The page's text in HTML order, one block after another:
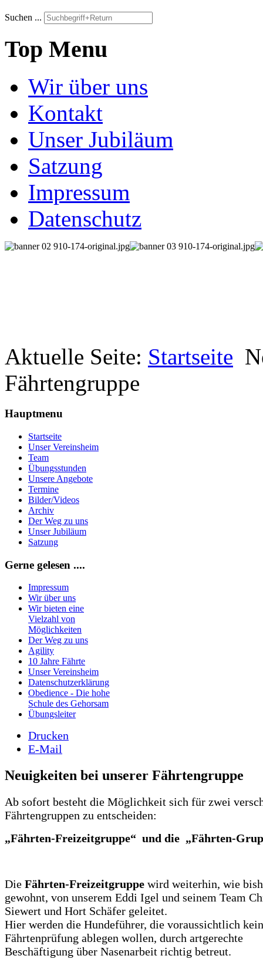
Suchen ...
Top Menu
Wir über uns
Kontakt
Unser Jubiläum
Satzung
Impressum
Datenschutz
Aktuelle Seite: Startseite
Fährtengruppe
Hauptmenu
Startseite
Unser Vereinsheim
Team
Übungsstunden
Unsere Angebote
Termine
Bilder/Videos
Archiv
Der Weg zu uns
Unser Jubiläum
Satzung
Gerne gelesen ....
Impressum
Wir über uns
Wir bieten eine
Vielzahl von
Möglichkeiten
Der Weg zu uns
Agility
10 Jahre Fährte
Unser Vereinsheim
Datenschutzerklärung
Obedience - Die hohe
Schule des Gehorsam
Übungsleiter
Drucken
E-Mail
Neuigkeiten bei unserer Fährtengruppe
Ab sofort besteht die Möglichkeit sich für zwei
Fährtengruppen zu entscheiden:
„Fährten-Freizeitgruppe“ und die „Fährten-
Die Fährten-Freizeitgruppe wird weiterhin, wie
gewohnt, von unserem Eddi Igel und seinem Team
Siewert und Hort Schäfer geleitet.
Hier werden die Hundeführer, die voraussichtlich
Fährtenprüfung ablegen wollen, durch artgerechte
Beschäftigung über Nasenarbeit richtig betreut.